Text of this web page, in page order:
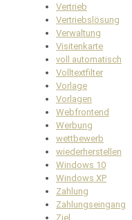
Vertrieb
Vertriebslösung
Verwaltung
Visitenkarte
voll automatisch
Volltextfilter
Vorlage
Vorlagen
Webfrontend
Werbung
wettbewerb
wiederherstellen
Windows 10
Windows XP
Zahlung
Zahlungseingang
Ziel